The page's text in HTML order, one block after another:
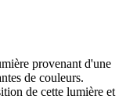
provenant d'une
de couleurs.
de cette lumière et